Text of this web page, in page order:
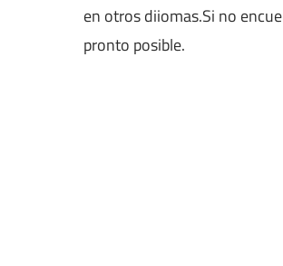
en otros diiomas.Si no
pronto posible.